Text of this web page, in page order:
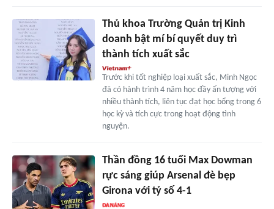
Thủ khoa Trường Quản trị Kinh
doanh bật mí bí quyết duy trì
thành tích xuất sắc
Trước khi tốt nghiệp loại xuất sắc, Minh Ngọc
đã có hành trình 4 năm học đầy ấn tượng với
nhiều thành tích, liên tục đạt học bổng trong 6
học kỳ và tích cực trong hoạt động tình
nguyện.
Thần đồng 16 tuổi Max Dowman
rực sáng giúp Arsenal đè bẹp
Girona với tỷ số 4-1